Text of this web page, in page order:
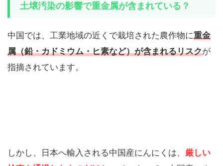
土壌汚染の影響で重金属が含まれている？
中国では、工業地域の近くで栽培された農作物に重金
属（鉛・カドミウム・ヒ素など）が含まれるリスクが
指摘されています。
しかし、日本へ輸入される中国産にんにくは、 厳しい